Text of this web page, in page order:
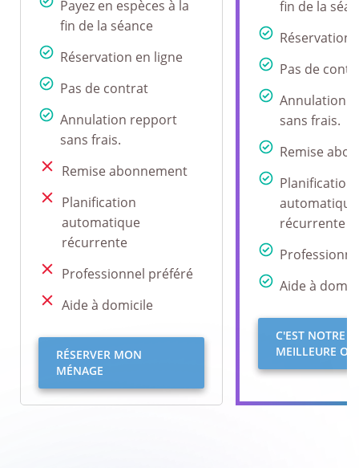
fin de la
Réservation
Pas de
Annulation
sans frais.
Remise
Planification
automatique
récurrente
Aide à
C'EST NOTRE
MEILLEURE
Payez en espèces à la
fin de la séance
Réservation en ligne
Pas de contrat
Annulation repport
sans frais.
Remise abonnement
Planification
automatique
récurrente
Professionnel préféré
Aide à domicile
RÉSERVER MON
MÉNAGE